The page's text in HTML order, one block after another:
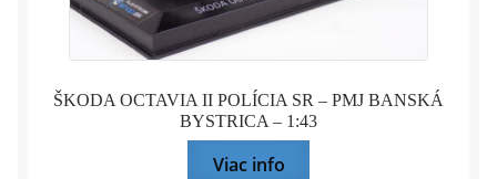
ŠKODA OCTAVIA II POLÍCIA SR – PMJ BANSKÁ
BYSTRICA – 1:43
Viac info